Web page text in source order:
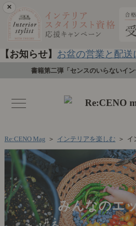
×
【お知らせ】 お盆の営業と配送
書籍第二弾「センスのいらないイ
toggle
navigation
Re:CENO Mag ＞ インテリアを楽しむ ＞ イ
みんなのエ